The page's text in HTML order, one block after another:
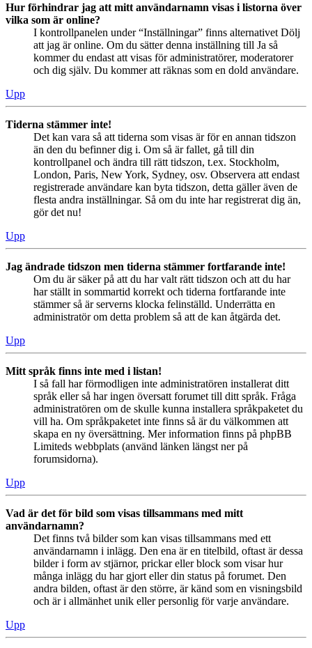
Hur förhindrar jag att mitt användarnamn visas i listorna över
vilka som är online?
I kontrollpanelen under “Inställningar” finns alternativet Dölj
att jag är online. Om du sätter denna inställning till Ja så
kommer du endast att visas för administratörer, moderatorer
och dig själv. Du kommer att räknas som en dold användare.
Upp
Tiderna stämmer inte!
Det kan vara så att tiderna som visas är för en annan tidszon
än den du befinner dig i. Om så är fallet, gå till din
kontrollpanel och ändra till rätt tidszon, t.ex. Stockholm,
London, Paris, New York, Sydney, osv. Observera att endast
registrerade användare kan byta tidszon, detta gäller även de
flesta andra inställningar. Så om du inte har registrerat dig än,
gör det nu!
Upp
Jag ändrade tidszon men tiderna stämmer fortfarande inte!
Om du är säker på att du har valt rätt tidszon och att du har
har ställt in sommartid korrekt och tiderna fortfarande inte
stämmer så är serverns klocka felinställd. Underrätta en
administratör om detta problem så att de kan åtgärda det.
Upp
Mitt språk finns inte med i listan!
I så fall har förmodligen inte administratören installerat ditt
språk eller så har ingen översatt forumet till ditt språk. Fråga
administratören om de skulle kunna installera språkpaketet du
vill ha. Om språkpaketet inte finns så är du välkommen att
skapa en ny översättning. Mer information finns på phpBB
Limiteds webbplats (använd länken längst ner på
forumsidorna).
Upp
Vad är det för bild som visas tillsammans med mitt
användarnamn?
Det finns två bilder som kan visas tillsammans med ett
användarnamn i inlägg. Den ena är en titelbild, oftast är dessa
bilder i form av stjärnor, prickar eller block som visar hur
många inlägg du har gjort eller din status på forumet. Den
andra bilden, oftast är den större, är känd som en visningsbild
och är i allmänhet unik eller personlig för varje användare.
Upp